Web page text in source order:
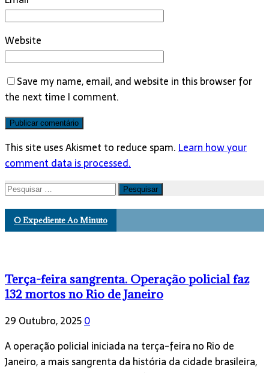
Website
Save my name, email, and website in this browser for
the next time I comment.
This site uses Akismet to reduce spam. Learn how your
comment data is processed.
Pesquisar
O Expediente Ao Minuto
Terça-feira sangrenta. Operação policial faz
132 mortos no Rio de Janeiro
29 Outubro, 20250
A operação policial iniciada na terça-feira no Rio de
Janeiro, a mais sangrenta da história da cidade brasileira,